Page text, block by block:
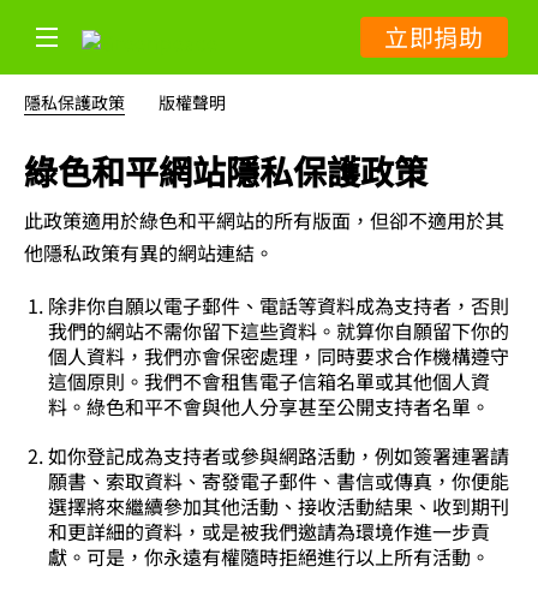
立即捐助
隱私保護政策 版權聲明
綠色和平網站隱私保護政策
此政策適用於綠色和平網站的所有版面，但卻不適用於其
他隱私政策有異的網站連結。
除非你自願以電子郵件、電話等資料成為支持者，否則
我們的網站不需你留下這些資料。就算你自願留下你的
個人資料，我們亦會保密處理，同時要求合作機構遵守
這個原則。我們不會租售電子信箱名單或其他個人資
料。綠色和平不會與他人分享甚至公開支持者名單。
如你登記成為支持者或參與網路活動，例如簽署連署請
願書、索取資料、寄發電子郵件、書信或傳真，你便能
選擇將來繼續參加其他活動、接收活動結果、收到期刊
和更詳細的資料，或是被我們邀請為環境作進一步貢
獻。可是，你永遠有權隨時拒絕進行以上所有活動。